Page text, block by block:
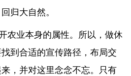
归大自然。
农业本身的属性。所以，做休
到合适的宣传路径，布局交
，并对这里念念不忘。只有